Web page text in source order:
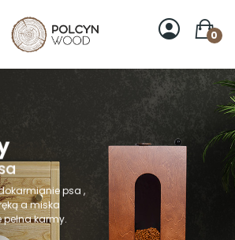
0
do salonu lub
, bogaty
psa ,
a miska
karmy.